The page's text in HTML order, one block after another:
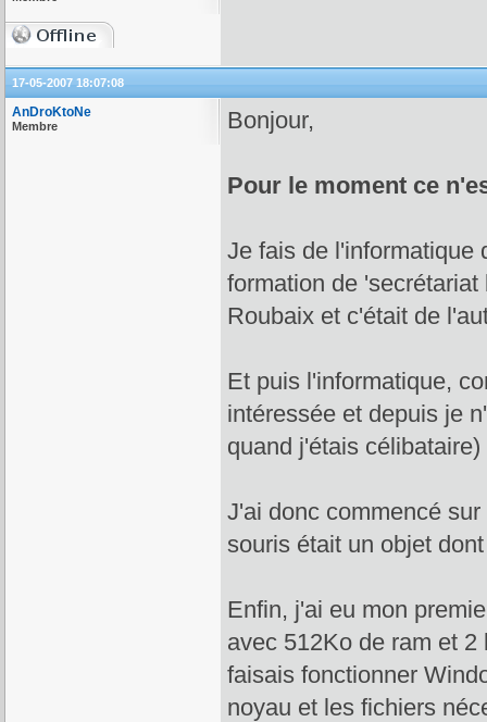
17-05-2007 18:07:08
AnDroKtoNe
Membre Bonjour,
Pour le moment ce
Je fais de l'informatique
formation de
Roubaix et c'était de
Et puis l'informatique,
intéressée et depuis je
quand j'étais
J'ai donc commencé
souris était un objet
Enfin, j'ai eu mon
avec 512Ko de ram et
faisais fonctionner
noyau et les fichiers